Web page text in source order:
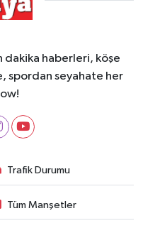
dakika haberleri, köşe
spordan seyahate her
Trafik Durumu
Tüm Manşetler